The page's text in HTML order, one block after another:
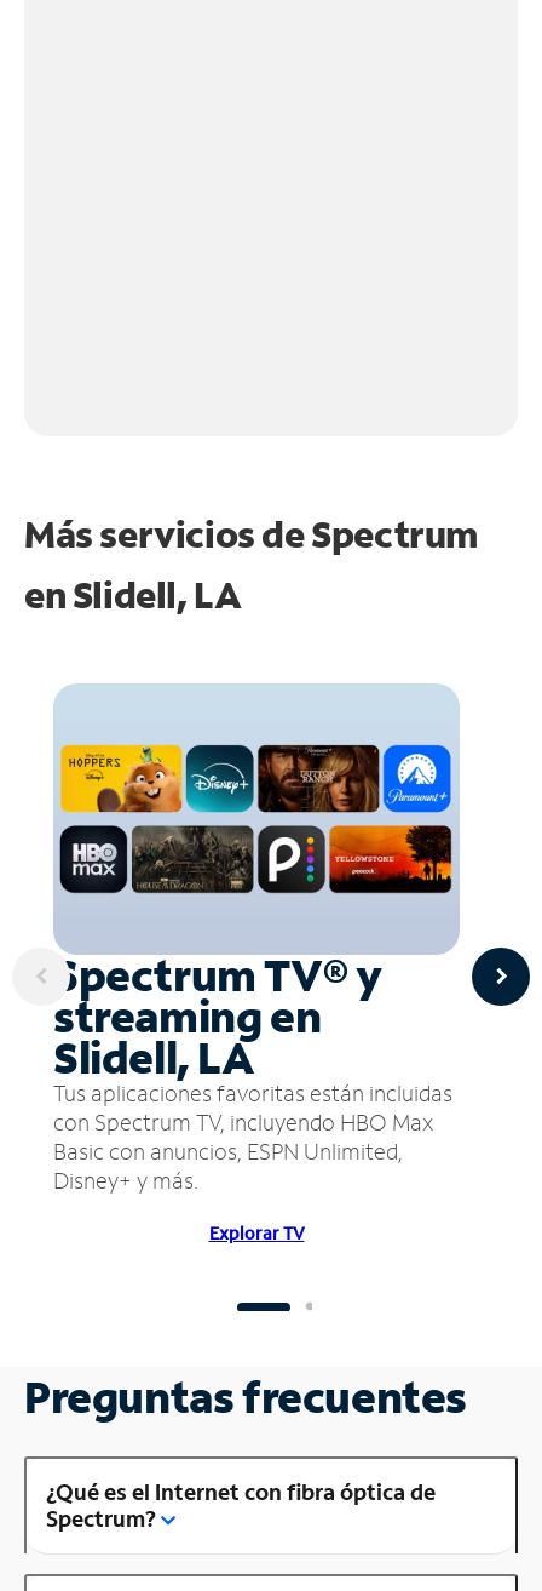
Más servicios de Spectrum
enSlidell, LA
Spectrum TV® y
streaming en
Slidell, LA
Tus aplicaciones favoritas están incluidas
con Spectrum TV, incluyendo HBO Max
Basic con anuncios, ESPN Unlimited,
Disney+ y más.
Explorar TV
Preguntas frecuentes
¿Qué es el Internet con fibra óptica de
Spectrum?